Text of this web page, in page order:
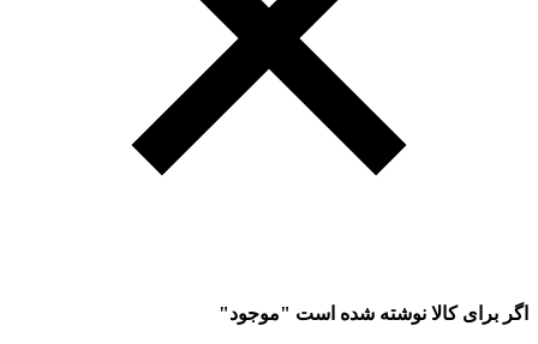
اگر برای کالا نوشته شده است "موجود"